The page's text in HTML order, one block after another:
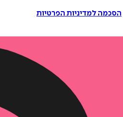
הסכמה למדיניות הפרטיות